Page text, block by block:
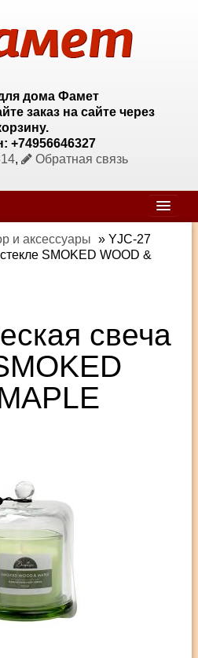
дома Фамет
заказ на сайте через
+74956646327
, Обратная связь
и аксессуары » YJC-27
SMOKED WOOD &
свеча